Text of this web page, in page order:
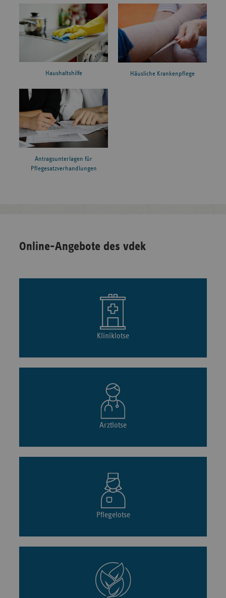
Haushaltshilfe Häusliche Krankenpflege
Antragsunterlagen für
Pflegesatzverhandlungen
Online-Angebote des vdek
Kliniklotse
Arztlotse
Pflegelotse